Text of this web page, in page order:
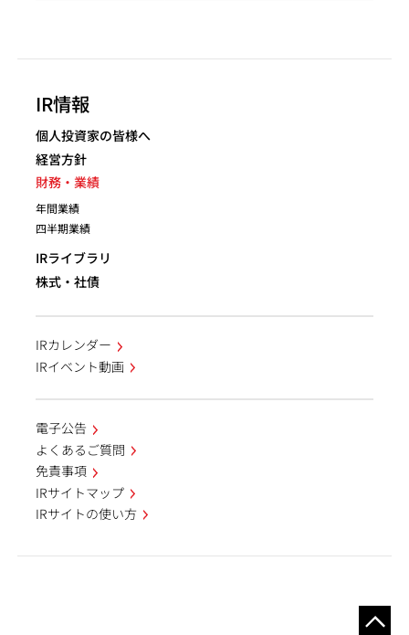
IR情報
個人投資家の皆様へ
経営方針
財務・業績
年間業績
四半期業績
IRライブラリ
株式・社債
IRカレンダー
IRイベント動画
電子公告
よくあるご質問
免責事項
IRサイトマップ
IRサイトの使い方